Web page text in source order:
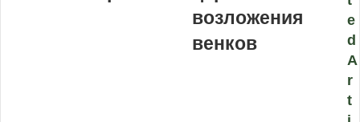
возложения
венков
e
d
A
r
t